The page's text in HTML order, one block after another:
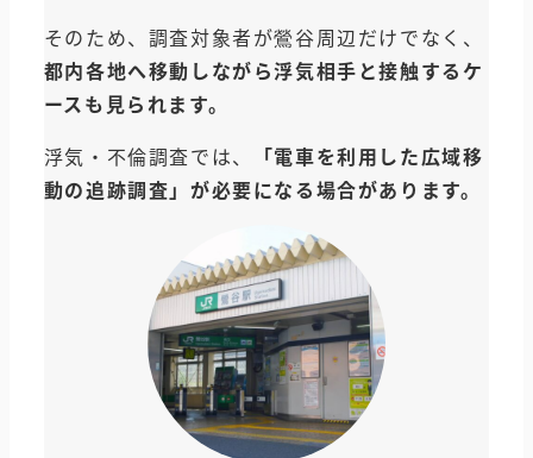
そのため、調査対象者が鶯谷周辺だけでなく、
都内各地へ移動しながら浮気相手と接触するケ
ースも見られます。
浮気・不倫調査では、
「電車を利用した広域移
動の追跡調査」が必要になる場合があります。